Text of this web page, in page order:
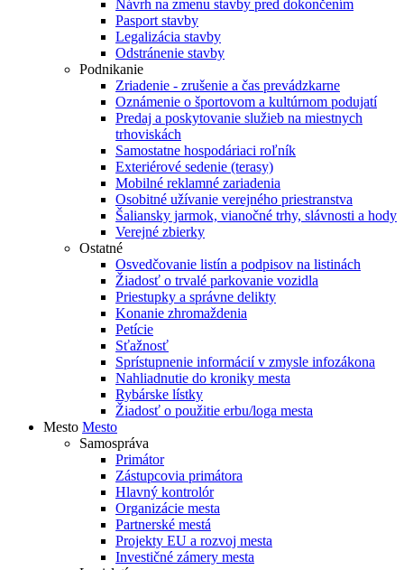
Návrh na zmenu stavby pred dokončením
Pasport stavby
Legalizácia stavby
Odstránenie stavby
Podnikanie
Zriadenie - zrušenie a čas prevádzkarne
Oznámenie o športovom a kultúrnom podujatí
Predaj a poskytovanie služieb na miestnych
trhoviskách
Samostatne hospodáriaci roľník
Exteriérové sedenie (terasy)
Mobilné reklamné zariadenia
Osobitné užívanie verejného priestranstva
Šaliansky jarmok, vianočné trhy, slávnosti a hody
Verejné zbierky
Ostatné
Osvedčovanie listín a podpisov na listinách
Žiadosť o trvalé parkovanie vozidla
Priestupky a správne delikty
Konanie zhromaždenia
Petície
Sťažnosť
Sprístupnenie informácií v zmysle infozákona
Nahliadnutie do kroniky mesta
Rybárske lístky
Žiadosť o použitie erbu/loga mesta
Mesto Mesto
Samospráva
Primátor
Zástupcovia primátora
Hlavný kontrolór
Organizácie mesta
Partnerské mestá
Projekty EU a rozvoj mesta
Investičné zámery mesta